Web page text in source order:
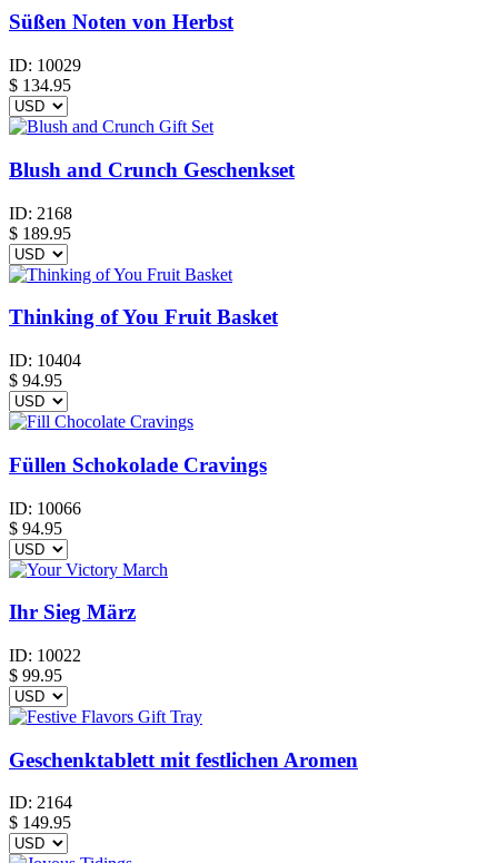
Süßen Noten von Herbst
ID: 10029
$ 134.95
Blush and Crunch Geschenkset
ID: 2168
$ 189.95
Thinking of You Fruit Basket
ID: 10404
$ 94.95
Füllen Schokolade Cravings
ID: 10066
$ 94.95
Ihr Sieg März
ID: 10022
$ 99.95
Geschenktablett mit festlichen Aromen
ID: 2164
$ 149.95